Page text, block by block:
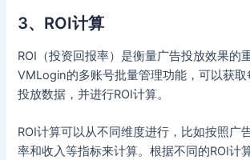
3、ROI计算
ROI（投资回报率）是衡量广告投放效果的
VMLogin的多账号批量管理功能，可以获
投放数据，并进行ROI计算。
ROI计算可以从不同维度进行，比如按照广
率和收入等指标来计算。根据不同的ROI计